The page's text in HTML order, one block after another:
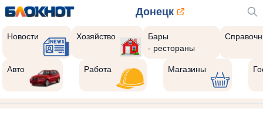
Донецк
Новости Хозяйство
Бары
- рестораны
Авто Работа Магазины